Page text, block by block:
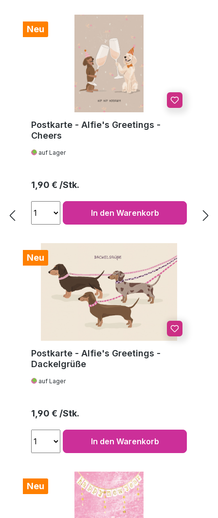
Neu
Postkarte - Alfie's Greetings -
Cheers
auf Lager
Regulärer Preis:
1,90 €
In den Warenkorb
Neu
Postkarte - Alfie's Greetings -
Dackelgrüße
auf Lager
Regulärer Preis:
1,90 €
In den Warenkorb
Neu